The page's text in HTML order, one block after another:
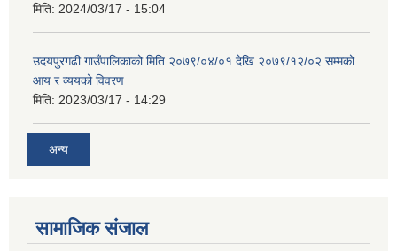
मिति: 2024/03/17 - 15:04
उदयपुरगढी गाउँपालिकाको मिति २०७९/०४/०१ देखि २०७९/१२/०२ सम्मको
आय र व्ययको विवरण
मिति: 2023/03/17 - 14:29
अन्य
सामाजिक संजाल